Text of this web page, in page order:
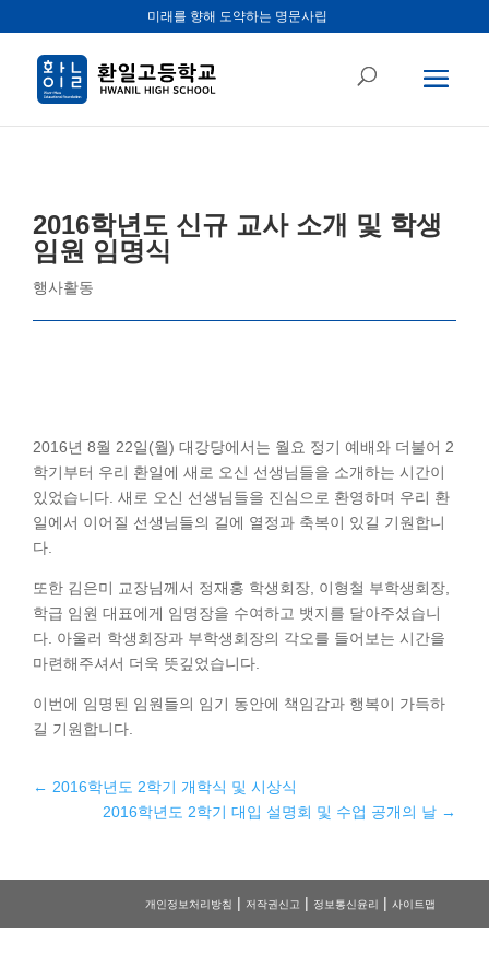
미래를 향해 도약하는 명문사립
2016학년도 신규 교사 소개 및 학생
임원 임명식
행사활동
2016년 8월 22일(월) 대강당에서는 월요 정기 예배와 더불어 2
학기부터 우리 환일에 새로 오신 선생님들을 소개하는 시간이
있었습니다. 새로 오신 선생님들을 진심으로 환영하며 우리 환
일에서 이어질 선생님들의 길에 열정과 축복이 있길 기원합니
다.
또한 김은미 교장님께서 정재홍 학생회장, 이형철 부학생회장,
학급 임원 대표에게 임명장을 수여하고 뱃지를 달아주셨습니
다. 아울러 학생회장과 부학생회장의 각오를 들어보는 시간을
마련해주셔서 더욱 뜻깊었습니다.
이번에 임명된 임원들의 임기 동안에 책임감과 행복이 가득하
길 기원합니다.
← 2016학년도 2학기 개학식 및 시상식
2016학년도 2학기 대입 설명회 및 수업 공개의 날 →
개인정보처리방침 | 저작권신고 | 정보통신윤리 | 사이트맵